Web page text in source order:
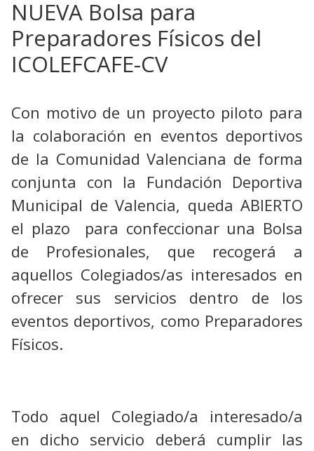
NUEVA Bolsa para
Preparadores Físicos del
ICOLEFCAFE-CV
Con motivo de un proyecto piloto para
la colaboración en eventos deportivos
de la Comunidad Valenciana de forma
conjunta con la Fundación Deportiva
Municipal de Valencia, queda ABIERTO
el plazo para confeccionar una Bolsa
de Profesionales, que recogerá a
aquellos Colegiados/as interesados en
ofrecer sus servicios dentro de los
eventos deportivos, como Preparadores
Físicos.
Todo aquel Colegiado/a interesado/a
en dicho servicio deberá cumplir las